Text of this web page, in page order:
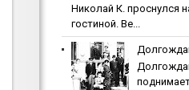
Николай К. проснулся
гостиной. Ве...